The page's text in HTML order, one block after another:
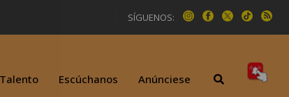
SÍGUENOS:
Talento Escúchanos Anúnciese